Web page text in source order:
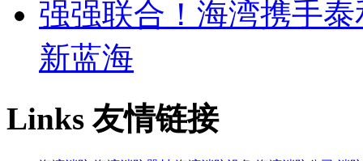
强强联合！海湾携手
新蓝海
Links友情链接